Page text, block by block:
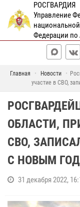
РОСГВАРДИЯ
Управление
Федерации по
Главная Новости
участие в СВО,
ОБЛАСТИ,
СВО,
С НОВЫМ
31 декабря 2022,